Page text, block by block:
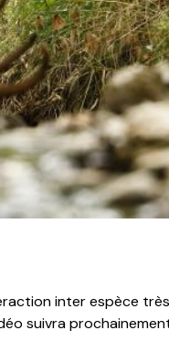
inter espèce
suivra